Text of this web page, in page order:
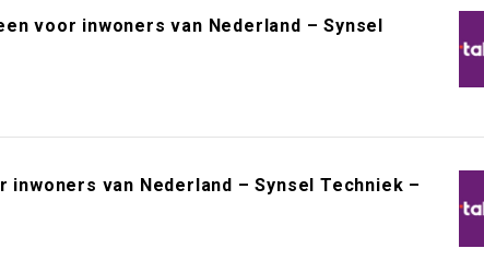
voor inwoners van Nederland – Synsel
van Nederland – Synsel Techniek –